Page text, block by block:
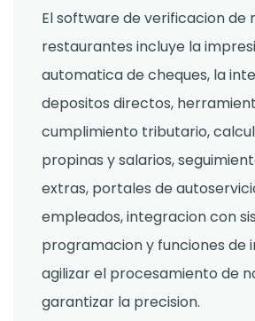
El software de verificacion de
restaurantes incluye la
automatica de cheques, la
depositos directos,
cumplimiento tributario,
propinas y salarios,
extras, portales de
empleados, integracion con
programacion y funciones de
agilizar el procesamiento de
garantizar la precision.